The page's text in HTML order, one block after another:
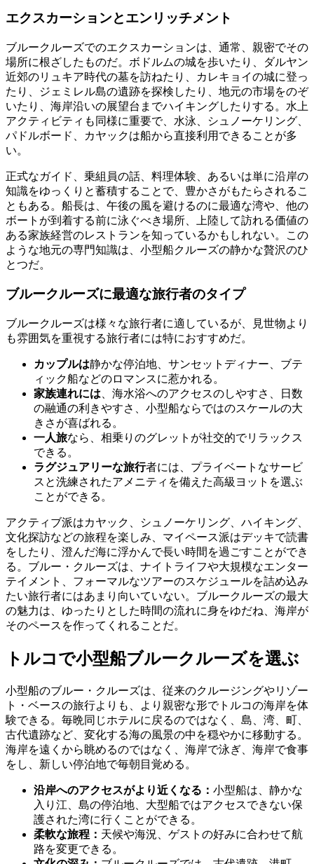
エクスカーションとエンリッチメント
ブルークルーズでのエクスカーションは、通常、親密でその
場所に根ざしたものだ。ボドルムの城を歩いたり、ダルヤン
近郊のリュキア時代の墓を訪ねたり、カレキョイの城に登っ
たり、ジェミレル島の遺跡を探検したり、地元の市場をのぞ
いたり、海岸沿いの展望台までハイキングしたりする。水上
アクティビティも同様に重要で、水泳、シュノーケリング、
パドルボード、カヤックは船から直接利用できることが多
い。
正式なガイド、乗組員の話、料理体験、あるいは単に沿岸の
知識をゆっくりと蓄積することで、豊かさがもたらされるこ
ともある。船長は、午後の風を避けるのに最適な湾や、他の
ボートが到着する前に泳ぐべき場所、上陸して訪れる価値の
ある家族経営のレストランを知っているかもしれない。この
ような地元の専門知識は、小型船クルーズの静かな贅沢のひ
とつだ。
ブルークルーズに最適な旅行者のタイプ
ブルークルーズは様々な旅行者に適しているが、見世物より
も雰囲気を重視する旅行者には特におすすめだ。
カップルは静かな停泊地、サンセットディナー、ブテ
ィック船などのロマンスに惹かれる。
家族連れには 、海水浴へのアクセスのしやすさ、日数
の融通の利きやすさ、小型船ならではのスケールの大
きさが喜ばれる。
一人旅なら、相乗りのグレットが社交的でリラックス
できる。
ラグジュアリーな旅行者には、プライベートなサービ
スと洗練されたアメニティを備えた高級ヨットを選ぶ
ことができる。
アクティブ派はカヤック、シュノーケリング、ハイキング、
文化探訪などの旅程を楽しみ、マイペース派はデッキで読書
をしたり、澄んだ海に浮かんで長い時間を過ごすことができ
る。ブルー・クルーズは、ナイトライフや大規模なエンター
テイメント、フォーマルなツアーのスケジュールを詰め込み
たい旅行者にはあまり向いていない。ブルークルーズの最大
の魅力は、ゆったりとした時間の流れに身をゆだね、海岸が
そのペースを作ってくれることだ。
トルコで小型船ブルークルーズを選ぶ
小型船のブルー・クルーズは、従来のクルージングやリゾー
ト・ベースの旅行よりも、より親密な形でトルコの海岸を体
験できる。毎晩同じホテルに戻るのではなく、島、湾、町、
古代遺跡など、変化する海の風景の中を穏やかに移動する。
海岸を遠くから眺めるのではなく、海岸で泳ぎ、海岸で食事
をし、新しい停泊地で毎朝目覚める。
沿岸へのアクセスがより近くなる： 小型船は、静かな
入り江、島の停泊地、大型船ではアクセスできない保
護された湾に行くことができる。
柔軟な旅程： 天候や海況、ゲストの好みに合わせて航
路を変更できる。